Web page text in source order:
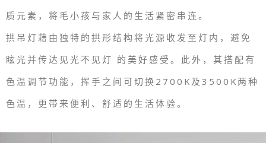
质元素，将毛小孩与家人的生活紧密串连。
拱吊灯藉由独特的拱形结构将光源收发至灯内，避免
眩光并传达见光不见灯 的美好感受。此外，其搭配有
色温调节功能，挥手之间可切换2700K及3500K两种
色温，更带来便利、舒适的生活体验。